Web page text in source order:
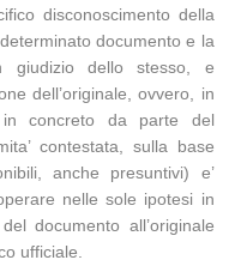
disconoscimento della
documento e la
giudizio dello stesso, e
dell’originale, ovvero, in
in concreto da parte del
contestata, sulla base
anche presuntivi) e’
nelle sole ipotesi in
documento all’originale
ufficiale.